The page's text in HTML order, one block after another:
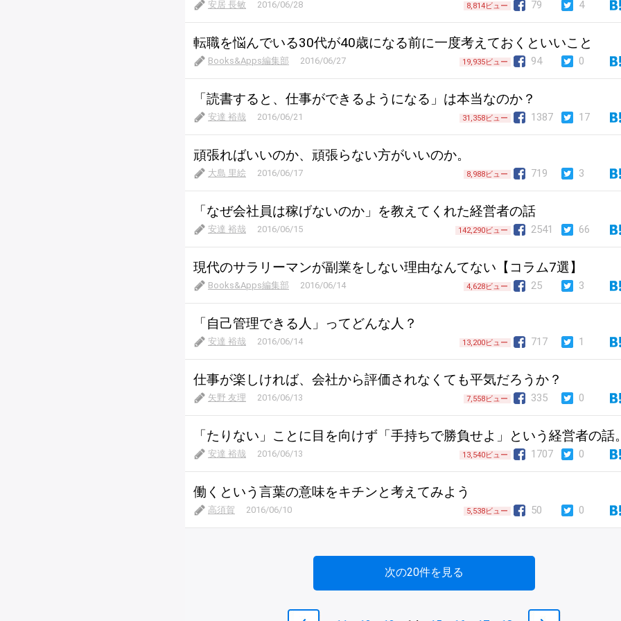
安居 長敏 2016/06/28 8,814ビュー 79 4
転職を悩んでいる30代が40歳になる前に一度考えておくといいこと
Books&Apps編集部 2016/06/27 19,935ビュー 94 0
「読書すると、仕事ができるようになる」は本当なのか？
安達 裕哉 2016/06/21 31,358ビュー 1387 17
頑張ればいいのか、頑張らない方がいいのか。
大島 里絵 2016/06/17 8,988ビュー 719 3
「なぜ会社員は稼げないのか」を教えてくれた経営者の話
安達 裕哉 2016/06/15 142,290ビュー 2541 66
現代のサラリーマンが副業をしない理由なんてない【コラム7選】
Books&Apps編集部 2016/06/14 4,628ビュー 25 3
「自己管理できる人」ってどんな人？
安達 裕哉 2016/06/14 13,200ビュー 717 1
仕事が楽しければ、会社から評価されなくても平気だろうか？
矢野 友理 2016/06/13 7,558ビュー 335 0
「たりない」ことに目を向けず「手持ちで勝負せよ」という経営者の話。
安達 裕哉 2016/06/13 13,540ビュー 1707 0
働くという言葉の意味をキチンと考えてみよう
高須賀 2016/06/10 5,538ビュー 50 0
次の20件を見る